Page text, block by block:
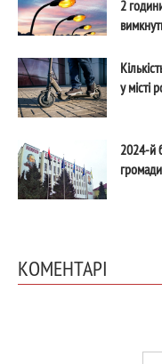
2
у місті
2024-й
громади
КОМЕНТАРІ